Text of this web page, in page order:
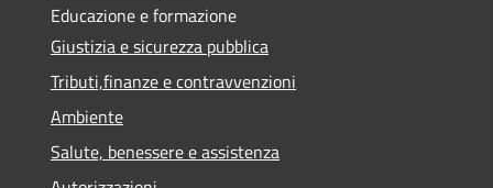
Educazione e formazione
Giustizia e sicurezza pubblica
Tributi,finanze e contravvenzioni
Ambiente
Salute, benessere e assistenza